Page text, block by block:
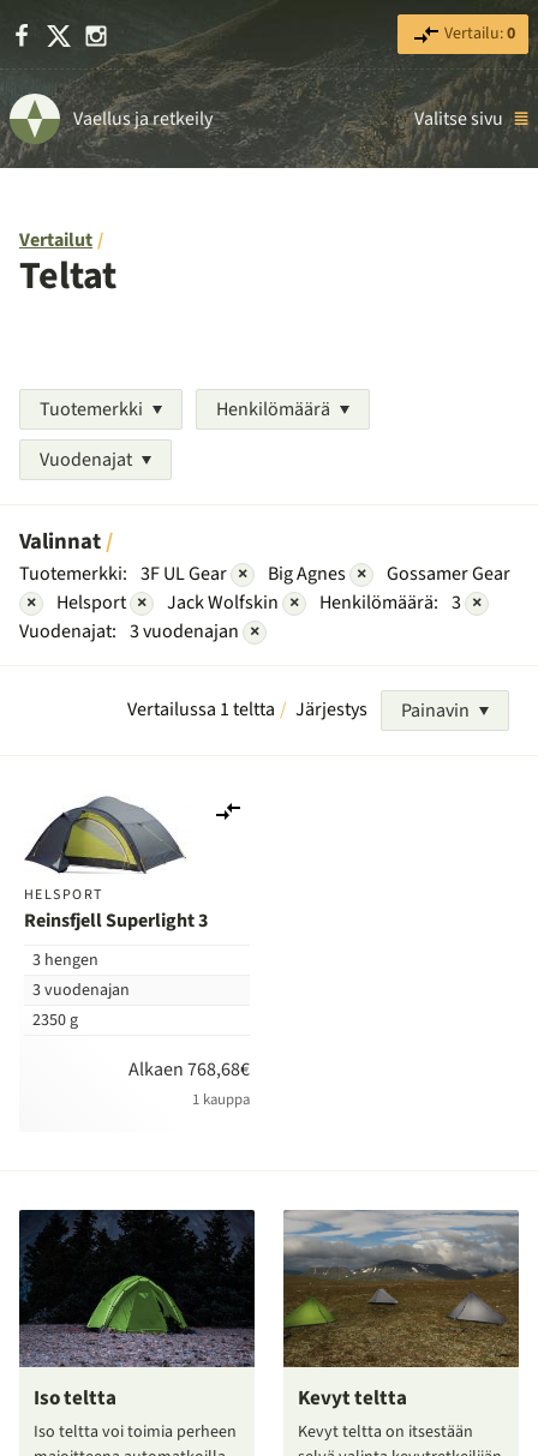
Facebook Instagram Vertailu:0
Vaellus ja retkeily Valitse sivu
Vertailut
Teltat
Tuotemerkki
Henkilömäärä
Vuodenajat
Valinnat
Tuotemerkki: 3F UL Gear × Big Agnes ×
Gossamer Gear
×
Helsport × Jack Wolfskin × Henkilömäärä: 3 ×
Vuodenajat: 3 vuodenajan ×
Vertailussa 1 teltta Järjestys Painavin
HELSPORT
Reinsfjell Superlight 3
3 hengen
3 vuodenajan
2350 g
Alkaen 768,68€
1 kauppa
Iso teltta
Iso teltta voi toimia perheen
Kevyt teltta
Kevyt teltta on itsestään